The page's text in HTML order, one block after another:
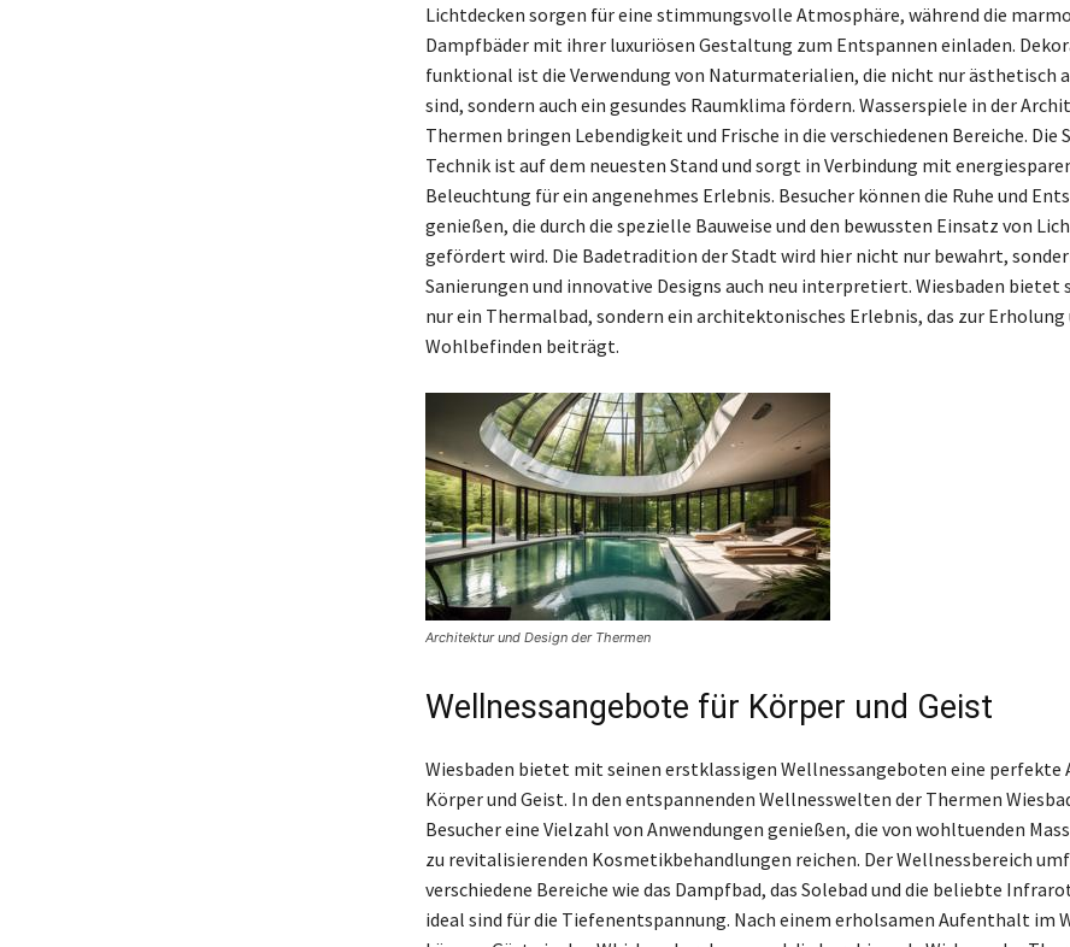
Lichtdecken sorgen für eine stimmungsvolle Atmosphäre, während die
Dampfbäder mit ihrer luxuriösen Gestaltung zum Entspannen einladen.
funktional ist die Verwendung von Naturmaterialien, die nicht nur ästhetisch
sind, sondern auch ein gesundes Raumklima fördern. Wasserspiele in der
Thermen bringen Lebendigkeit und Frische in die verschiedenen Bereiche. Die
Technik ist auf dem neuesten Stand und sorgt in Verbindung mit
Beleuchtung für ein angenehmes Erlebnis. Besucher können die Ruhe und
genießen, die durch die spezielle Bauweise und den bewussten Einsatz von
gefördert wird. Die Badetradition der Stadt wird hier nicht nur bewahrt,
Sanierungen und innovative Designs auch neu interpretiert. Wiesbaden
nur ein Thermalbad, sondern ein architektonisches Erlebnis, das zur Erholung
Wohlbefinden beiträgt.
Architektur und Design der Thermen
Wellnessangebote für Körper und Geist
Wiesbaden bietet mit seinen erstklassigen Wellnessangeboten eine perfekte
Körper und Geist. In den entspannenden Wellnesswelten der Thermen
Besucher eine Vielzahl von Anwendungen genießen, die von wohltuenden
zu revitalisierenden Kosmetikbehandlungen reichen. Der Wellnessbereich
verschiedene Bereiche wie das Dampfbad, das Solebad und die beliebte
ideal sind für die Tiefenentspannung. Nach einem erholsamen Aufenthalt im